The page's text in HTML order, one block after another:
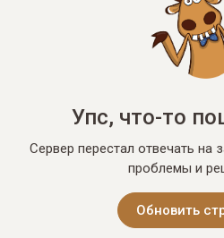
Упс, что-то
Сервер перестал отвечать на
проблемы и
Обновить